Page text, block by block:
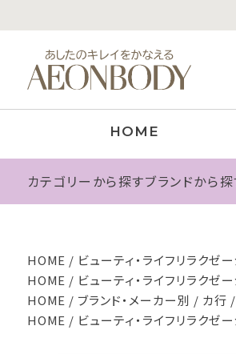
HOME
カテゴリーから探すブランドから探
HOME ビューティ・ライフリラクゼ
HOME
ビューティ・ライフリラクゼ
HOME
ブランド・メーカー別 カ行
HOME
ビューティ・ライフリラクゼ